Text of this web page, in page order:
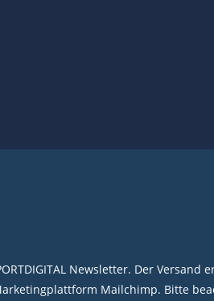
Newsletter. Der Versand
Mailchimp. Bitte